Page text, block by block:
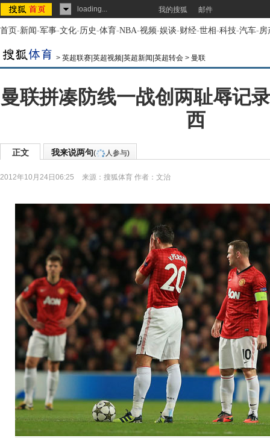
loading... 我的搜狐 邮件
首页-新闻-军事-文化-历史-体育-NBA-视频-娱谈-财经-世相-科技-汽车-房
> 英超联赛|英超视频|英超新闻|英超转会 > 曼联
曼联拼凑防线一战创两耻辱记
西
正文 我来说两句( 人参与)
2012年10月24日06:25 来源： 搜狐体育 作者：文治